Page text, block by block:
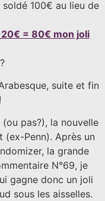
soldé 100€ au lieu de
= 80€ mon joli
suite et fin
!
pas?), la nouvelle
(ex-Penn). Après un
la grande
N°69, je
gagne donc un joli
sous les aisselles.